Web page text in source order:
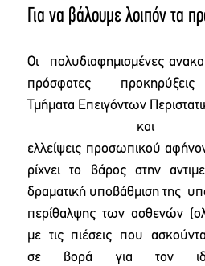
Για να βάλουμε λοιπόν τα
Οι  πολυδιαφημισμένες
πρόσφατες
Τμήματα Επειγόντων
και σε
ελλείψεις προσωπικού
ρίχνει το βάρος στην
δραματική υποβάθμιση της
περίθαλψης  των  ασθενών
με  τις  πιέσεις  που
σε  βορά  για  τον